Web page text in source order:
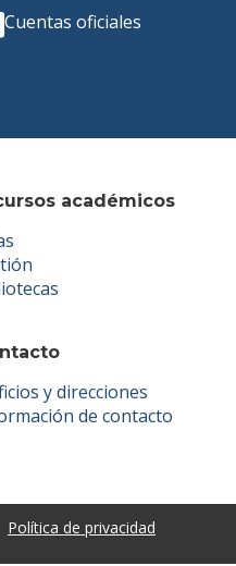
académicos
y direcciones
de contacto
Cuentas oficiales
Política de privacidad